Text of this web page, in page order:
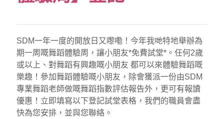
SDM一年一度的開放日又嚟嘞！今年我哋特地舉辦為
期一周嘅舞蹈體驗周，讓小朋友*免費試堂*。任何2歲
或以上、對舞蹈有興趣嘅小朋友 都可以來體驗舞蹈嘅
樂趣！參加舞蹈體驗嘅小朋友，除會獲派一份由SDM
專業舞蹈老師做嘅舞蹈指數評估報告外，更可有報讀
優惠！立即填寫以下登記試堂表格，我們的職員會盡
快為您安排，並與您聯絡。